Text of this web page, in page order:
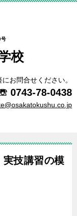
校
にお問合せください。
0743-78-0438
実技講習の模